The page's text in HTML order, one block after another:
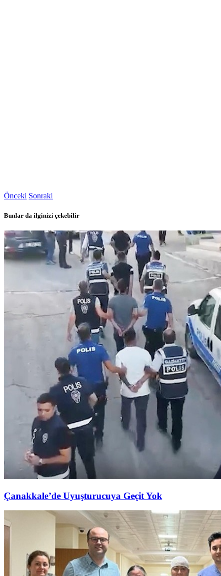
Önceki Sonraki
Bunlar da ilginizi çekebilir
Çanakkale’de Uyuşturucuya Geçit Yok